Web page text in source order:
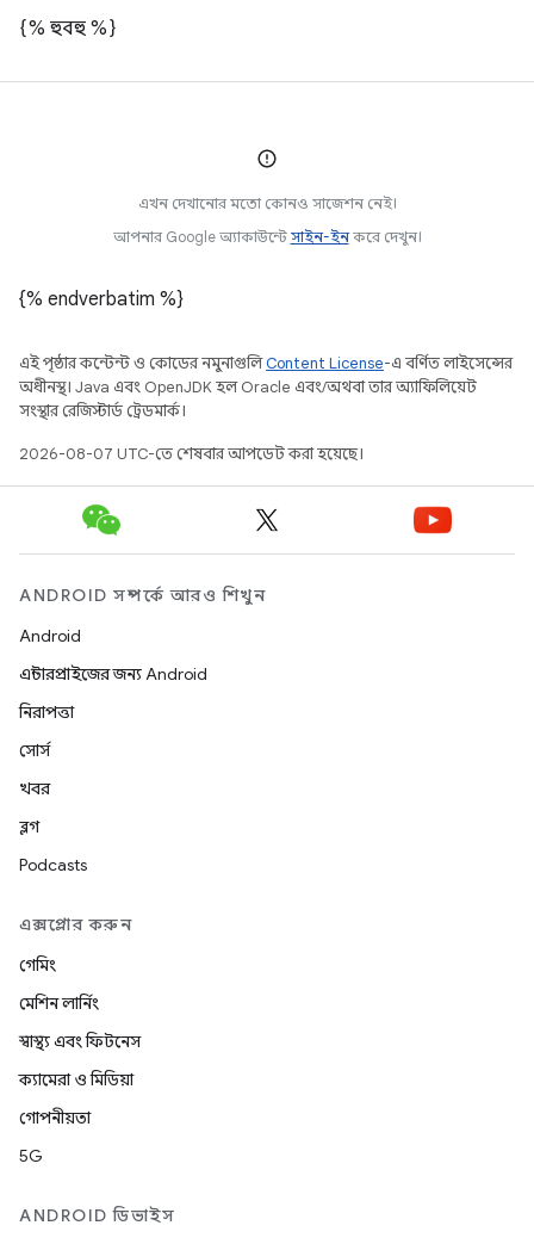
{% হুবহু %}
এখন দেখানোর মতো কোনও সাজেশন নেই।
আপনার Google অ্যাকাউন্টে সাইন-ইনকরে দেখুন।
{% endverbatim %}
এই পৃষ্ঠার কন্টেন্ট ও কোডের নমুনাগুলিContent License-এ বর্ণিত লাইসেন্সের
অধীনস্থ। Java এবং OpenJDK হল Oracle এবং/অথবা তার অ্যাফিলিয়েট
সংস্থার রেজিস্টার্ড ট্রেডমার্ক।
2026-08-07 UTC-তে শেষবার আপডেট করা হয়েছে।
ANDROID সম্পর্কে আরও শিখুন
Android
এন্টারপ্রাইজের জন্য Android
নিরাপত্তা
সোর্স
খবর
ব্লগ
Podcasts
এক্সপ্লোর করুন
গেমিং
মেশিন লার্নিং
স্বাস্থ্য এবং ফিটনেস
ক্যামেরা ও মিডিয়া
গোপনীয়তা
5G
ANDROID ডিভাইস